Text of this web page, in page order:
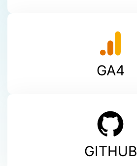
GA4
GITHUB